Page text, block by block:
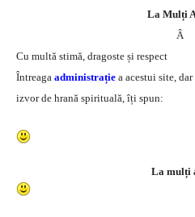
La Mulți
Â
Cu multă stimă, dragoste și respect
Întreaga administrație a acestui site,
izvor de hrană spirituală, îți spun:
La mulți